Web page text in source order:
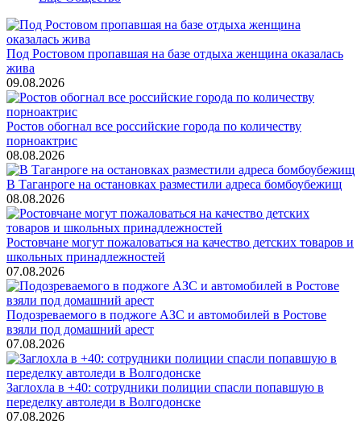
Под Ростовом пропавшая на базе отдыха женщина оказалась
жива
09.08.2026
Ростов обогнал все российские города по количеству
порноактрис
08.08.2026
В Таганроге на остановках разместили адреса бомбоубежищ
08.08.2026
Ростовчане могут пожаловаться на качество детских товаров и
школьных принадлежностей
07.08.2026
Подозреваемого в поджоге АЗС и автомобилей в Ростове
взяли под домашний арест
07.08.2026
Заглохла в +40: сотрудники полиции спасли попавшую в
переделку автоледи в Волгодонске
07.08.2026